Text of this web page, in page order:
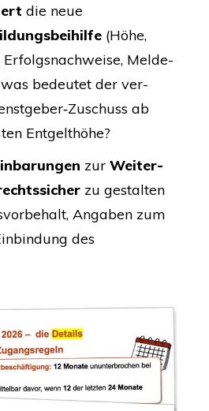
die neue
(Höhe,
Erfolgs­nach­wei­se, Mel­de­
bedeu­tet der ver­
ab
Entgelthöhe?
zur Wei­ter­
zu gestal­ten
Anga­ben zum
des